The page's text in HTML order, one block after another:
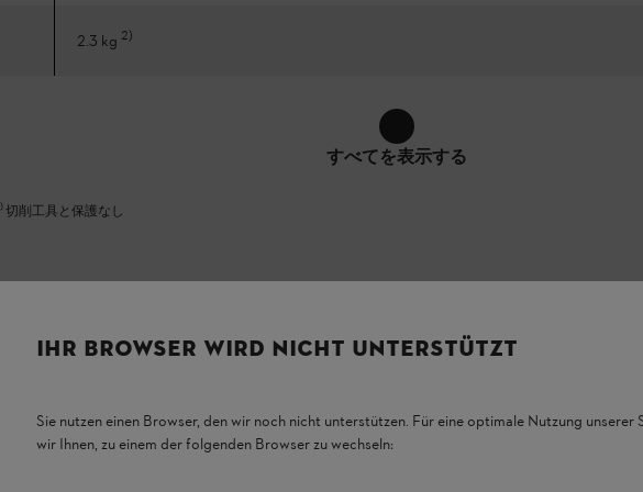
2.3 kg 2)
すべてを表示する
)切削工具と保護なし
具体的な装備は、機能が同様である場合、画像とは異なる場合があります。
IHR BROWSER WIRD NICHT UNTERSTÜTZT
Sie nutzen einen Browser, den wir noch nicht unterstützen. Für eine optimale Nutzung unserer
wir Ihnen, zu einem der folgenden Browser zu wechseln: